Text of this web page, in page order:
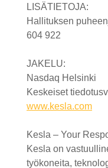
LISÄTIETOJA:
Hallituksen
604 922
JAKELU:
Nasdaq Helsinki
Keskeiset
www.kesla.com
Kesla – Your
Kesla on
työkoneita,